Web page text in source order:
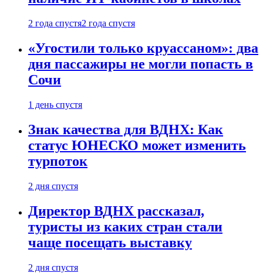
2 года спустя2 года спустя
«Угостили только круассаном»: два
дня пассажиры не могли попасть в
Сочи
1 день спустя
Знак качества для ВДНХ: Как
статус ЮНЕСКО может изменить
турпоток
2 дня спустя
Директор ВДНХ рассказал,
туристы из каких стран стали
чаще посещать выставку
2 дня спустя